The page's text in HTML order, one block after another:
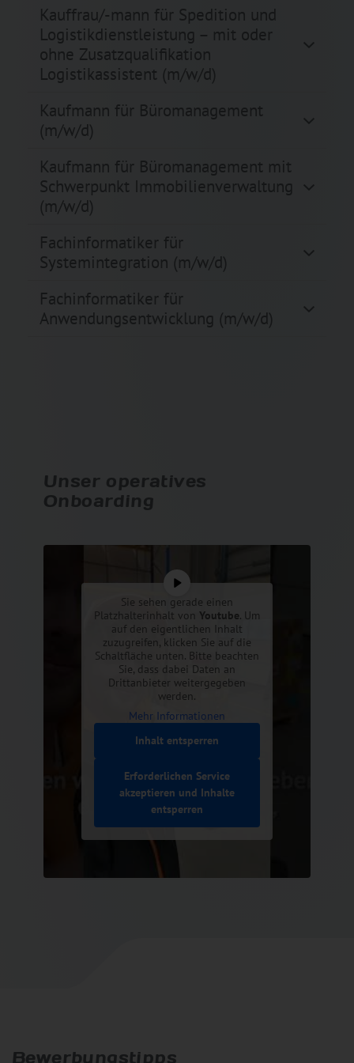
Kauffrau/-mann für Spedition und
Logistikdienstleistung – mit oder
ohne Zusatzqualifikation
Logistikassistent (m/w/d)
Kaufmann für Büromanagement
(m/w/d)
Kaufmann für Büromanagement mit
Schwerpunkt Immobilienverwaltung
(m/w/d)
Fachinformatiker für
Systemintegration (m/w/d)
Fachinformatiker für
Anwendungsentwicklung (m/w/d)
Unser operatives
Onboarding
Sie sehen gerade einen
Platzhalterinhalt von Youtube. Um
auf den eigentlichen Inhalt
zuzugreifen, klicken Sie auf die
Schaltfläche unten. Bitte beachten
Sie, dass dabei Daten an
Drittanbieter weitergegeben
werden.
Mehr Informationen
Inhalt entsperren
Erforderlichen Service
akzeptieren und Inhalte
entsperren
Bewerbungstipps